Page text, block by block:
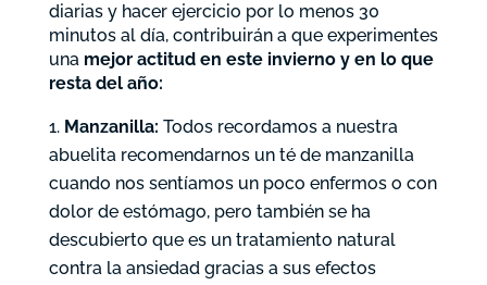
diarias y hacer ejercicio por lo menos 30
minutos al día, contribuirán a que experimentes
una mejor actitud en este invierno y en lo que
resta del año:
Manzanilla: Todos recordamos a nuestra
abuelita recomendarnos un té de manzanilla
cuando nos sentíamos un poco enfermos o con
dolor de estómago, pero también se ha
descubierto que es un tratamiento natural
contra la ansiedad gracias a sus efectos